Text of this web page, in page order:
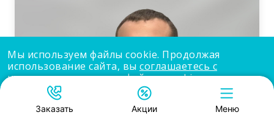
Мы используем файлы cookie. Продолжая
использование сайта, вы соглашаетесь с
использованием нами файлов cookie.
Принять
Заказать Акции Меню